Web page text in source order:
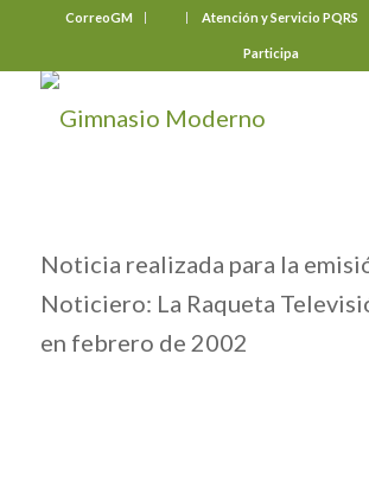
CorreoGM Atención y Servicio PQRS
Participa
Noticia realizada para la
Noticiero: La Raqueta
en febrero de 2002